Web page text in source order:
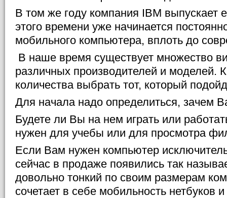
В том же году компания IBM выпускает
этого времени уже начинается
мобильного компьютера, вплоть до
В наше время существует множество
различных производителей и моделей.
количества выбрать тот, который
Для начала надо определиться, зачем
Будете ли Вы на нем играть или
нужен для учебы или для просмотра
Если Вам нужен компьютер
сейчас в продаже появились так
довольно тонкий по своим размерам
сочетает в себе мобильность нетбуков